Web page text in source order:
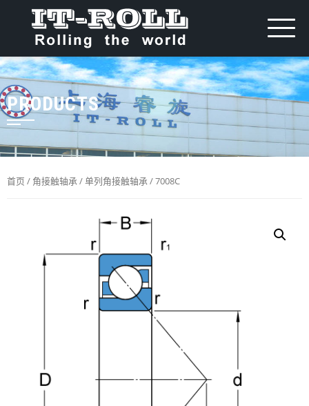
PRODUCTS
首页 / 角接触轴承/单列角接触轴承/ 7008C